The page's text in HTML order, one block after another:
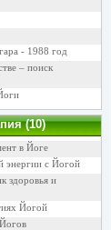
- 1988 год
– поиск
(10)
в Йоге
энергии с Йогой
здоровья и
Йогой